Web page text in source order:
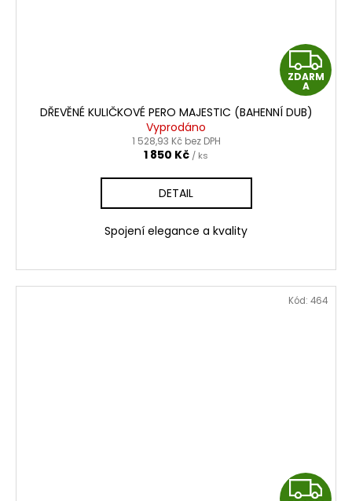
Z
D
ZDARM
A
DŘEVĚNÉ KULIČKOVÉ PERO MAJESTIC (BAHENNÍ DUB)
Vyprodáno
1 528,93 Kč bez DPH
1 850 Kč / ks
DETAIL
Spojení elegance a kvality
Z
Kód: 464